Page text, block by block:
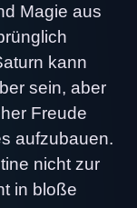
Magie aus
kann
sein, aber
Freude
aufzubauen.
nicht zur
in bloße